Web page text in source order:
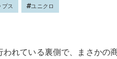
プス ユニクロ
れている裏側で、まさかの